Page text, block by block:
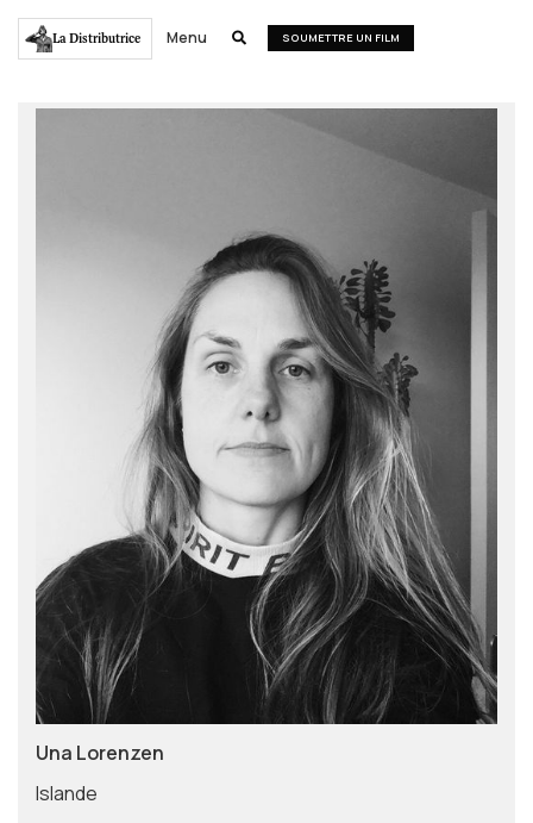
La Distributrice Menu  SOUMETTRE UN FILM
Una Lorenzen
Islande